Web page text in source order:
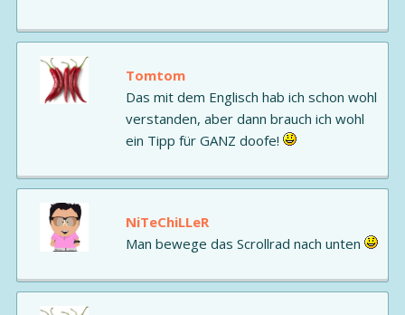
Tomtom
Das mit dem Englisch hab ich schon wohl
verstanden, aber dann brauch ich wohl
ein Tipp für GANZ doofe!
NiTeChiLLeR
Man bewege das Scrollrad nach unten